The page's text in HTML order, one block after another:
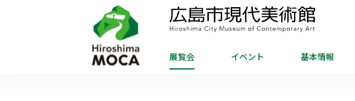
展覧会 イベント 基本情報